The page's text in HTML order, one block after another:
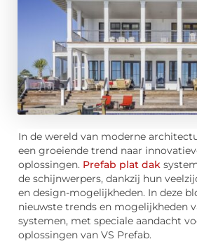
In de wereld van moderne
een groeiende trend naar
oplossingen. Prefab plat dak
de schijnwerpers, dankzij hun
en design-mogelijkheden. In deze
nieuwste trends en mogelijkheden
systemen, met speciale aandacht
oplossingen van VS Prefab.